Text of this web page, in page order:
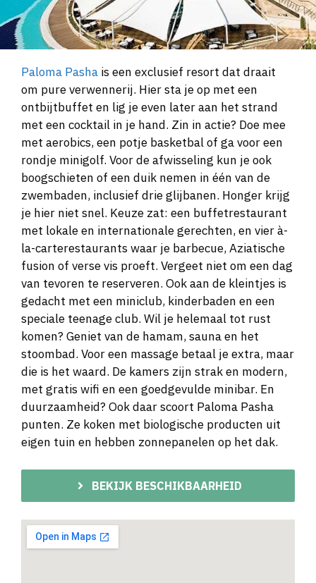
Paloma Pasha is een exclusief resort dat draait
om pure verwennerij. Hier sta je op met een
ontbijtbuffet en lig je even later aan het strand
met een cocktail in je hand. Zin in actie? Doe mee
met aerobics, een potje basketbal of ga voor een
rondje minigolf. Voor de afwisseling kun je ook
boogschieten of een duik nemen in één van de
zwembaden, inclusief drie glijbanen. Honger krijg
je hier niet snel. Keuze zat: een buffetrestaurant
met lokale en internationale gerechten, en vier à-
la-carterestaurants waar je barbecue, Aziatische
fusion of verse vis proeft. Vergeet niet om een dag
van tevoren te reserveren. Ook aan de kleintjes is
gedacht met een miniclub, kinderbaden en een
speciale teenage club. Wil je helemaal tot rust
komen? Geniet van de hamam, sauna en het
stoombad. Voor een massage betaal je extra, maar
die is het waard. De kamers zijn strak en modern,
met gratis wifi en een goedgevulde minibar. En
duurzaamheid? Ook daar scoort Paloma Pasha
punten. Ze koken met biologische producten uit
eigen tuin en hebben zonnepanelen op het dak.
BEKIJK BESCHIKBAARHEID